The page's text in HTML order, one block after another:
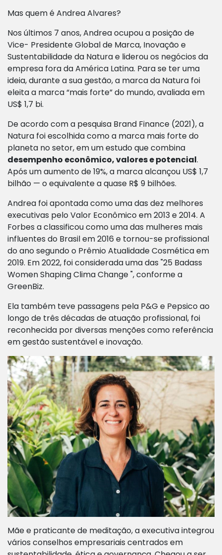
Mas quem é Andrea Alvares?
Nos últimos 7 anos, Andrea ocupou a posição de
Vice- Presidente Global de Marca, Inovação e
Sustentabilidade da Natura e liderou os negócios da
empresa fora da América Latina. Para se ter uma
ideia, durante a sua gestão, a marca da Natura foi
eleita a marca “mais forte” do mundo, avaliadaem
US$ 1,7 bi.
De acordo com a pesquisa Brand Finance (2021), a
Natura foi escolhida como a marca mais forte do
planeta no setor, em um estudo que combina
desempenho econômico, valores e potencial.
Após um aumento de 19%, a marca alcançou US$ 1,7
bilhão — o equivalente a quase R$ 9 bilhões.
Andrea foi apontada como uma das dez melhores
executivas pelo Valor Econômico em 2013 e 2014. A
Forbes a classificou como uma das mulheres mais
influentes do Brasil em 2016 e tornou-se profissional
do ano segundo o Prêmio Atualidade Cosmética em
2019. Em 2022, foi considerada uma das "25 Badass
Women Shaping Clima Change ", conforme a
GreenBiz.
Ela também teve passagens pela P&G e Pepsico ao
longo de três décadas de atuação profissional, foi
reconhecida por diversas menções como referência
em gestão sustentável e inovação.
Mãe e praticante de meditação, a executiva integrou
vários conselhos empresariais centrados em